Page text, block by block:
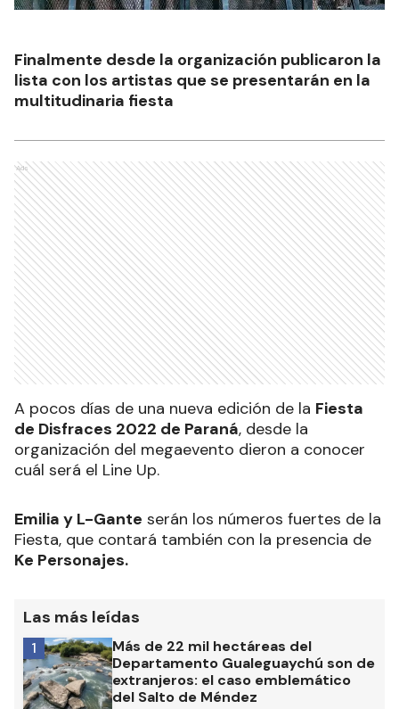
Finalmente desde la organización publicaron la
lista con los artistas que se presentarán en la
multitudinaria fiesta
Ads
A pocos días de una nueva edición de la Fiesta
de Disfraces 2022 de Paraná, desde la
organización del megaevento dieron a conocer
cuál será el Line Up.
Emilia y L-Gante serán los números fuertes de la
Fiesta, que contará también con la presencia de
Ke Personajes.
Las más leídas
Más de 22 mil hectáreas del
Departamento Gualeguaychú son de
extranjeros: el caso emblemático
del Salto de Méndez
1